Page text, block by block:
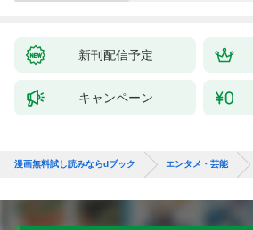
新刊配信予定
キャンペーン
漫画無料試し読みならdブック エンタメ・芸能